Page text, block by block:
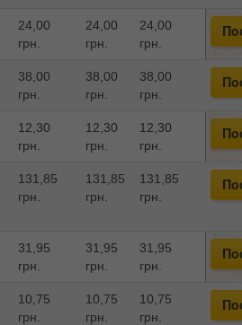
24,00
грн.
24,00
грн.
24,00
грн.
38,00
грн.
38,00
грн.
38,00
грн.
12,30
грн.
12,30
грн.
12,30
грн.
131,85
грн.
131,85
грн.
131,85
грн.
31,95
грн.
31,95
грн.
31,95
грн.
10,75
грн.
10,75
грн.
10,75
грн.